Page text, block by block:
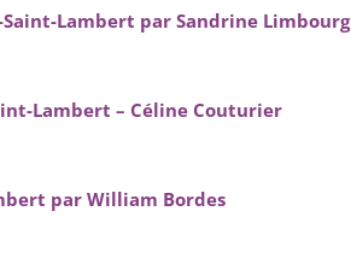
Lambert par Sandrine Limbourg
Lambert – Céline Couturier
par William Bordes